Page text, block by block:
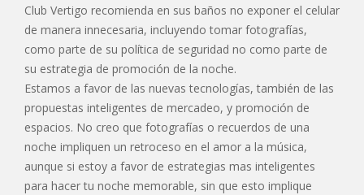
Club Vertigo recomienda en sus baños no exponer el celular
de manera innecesaria, incluyendo tomar fotografías,
como parte de su política de seguridad no como parte de
su estrategia de promoción de la noche.
Estamos a favor de las nuevas tecnologías, también de las
propuestas inteligentes de mercadeo, y promoción de
espacios. No creo que fotografías o recuerdos de una
noche impliquen un retroceso en el amor a la música,
aunque si estoy a favor de estrategias mas inteligentes
para hacer tu noche memorable, sin que esto implique